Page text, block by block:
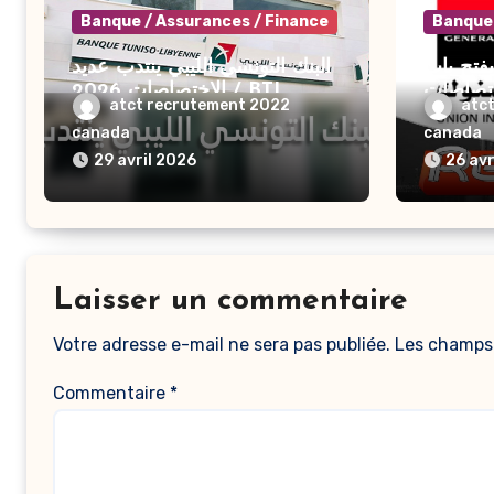
Banque / Assurances / Finance
البنك التونسي الليبي ينتدب عديد
الاختصاصات 2026 / BTL
recrute pour 2026
atct recrutement 2022
canada
29 avril 2026
باب
2026 – L’Union
UIB
Profils
canada
26
Laisser un commentaire
Votre adresse e-mail ne sera pas publiée. Les
Commentaire *